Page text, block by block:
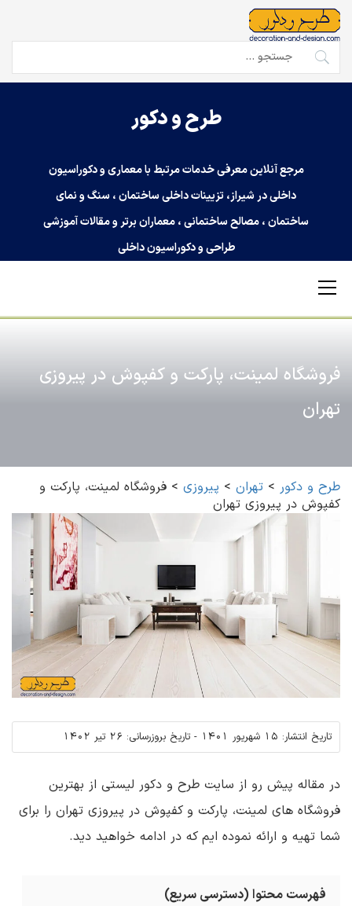
Skip
content
جستجو
برای:
طرح و دکور
مرجع آنلاین معرفی خدمات مرتبط با معماری و دکوراسیون
داخلی در شیراز، تزیینات داخلی ساختمان ، سنگ و نمای
ساختمان ، مصالح ساختمانی ، معماران برتر و مقالات آموزشی
طراحی و دکوراسیون داخلی
فروشگاه لمینت، پارکت و کفپوش در پیروزی
تهران
طرح و دکور > تهران > پیروزی > فروشگاه لمینت، پارکت و
کفپوش در پیروزی تهران
تاریخ انتشار: 15 شهریور 1401 - تاریخ بروزرسانی: 26 تیر 1402
در مقاله پیش رو از سایت طرح و دکور لیستی از بهترین
فروشگاه های لمینت، پارکت و کفپوش در پیروزی تهران را برای
شما تهیه و ارائه نموده ایم که در ادامه خواهید دید.
فهرست محتوا (دسترسی سریع)